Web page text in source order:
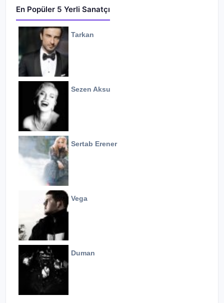
En Popüler 5 Yerli Sanatçı
Tarkan
Sezen Aksu
Sertab Erener
Vega
Duman